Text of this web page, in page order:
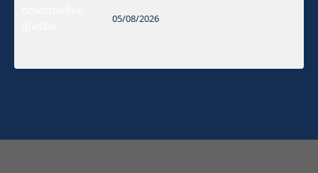
05/08/2026